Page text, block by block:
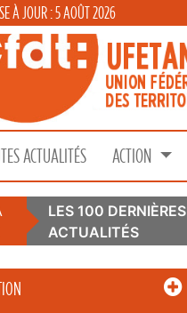
À JOUR : 5 AOÛT 2026
ACTUALITÉS ACTION
LES 100 DERNIÈRES
ACTUALITÉS